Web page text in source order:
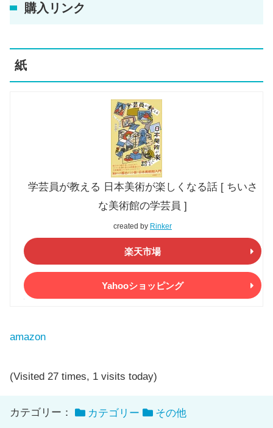
購入リンク
紙
学芸員が教える 日本美術が楽しくなる話 [ ちいさ
な美術館の学芸員 ]
created by Rinker
楽天市場
Yahooショッピング
amazon
(Visited 27 times, 1 visits today)
カテゴリー： カテゴリー
その他